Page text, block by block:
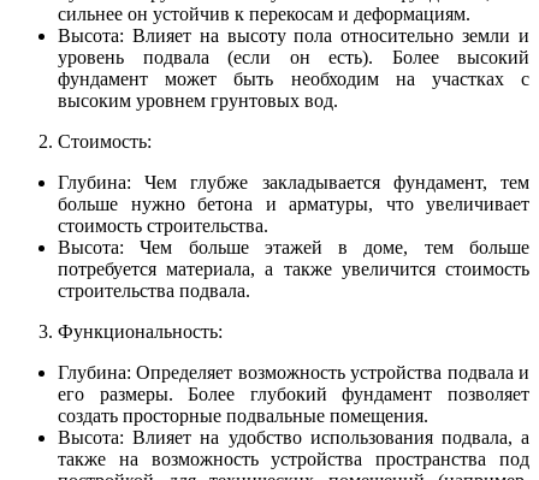
сильнее он устойчив к перекосам и деформациям.
Высота: Влияет на высоту пола относительно земли и
уровень подвала (если он есть). Более высокий
фундамент может быть необходим на участках с
высоким уровнем грунтовых вод.
Стоимость:
Глубина: Чем глубже закладывается фундамент, тем
больше нужно бетона и арматуры, что увеличивает
стоимость строительства.
Высота: Чем больше этажей в доме, тем больше
потребуется материала, а также увеличится стоимость
строительства подвала.
Функциональность:
Глубина: Определяет возможность устройства подвала и
его размеры. Более глубокий фундамент позволяет
создать просторные подвальные помещения.
Высота: Влияет на удобство использования подвала, а
также на возможность устройства пространства под